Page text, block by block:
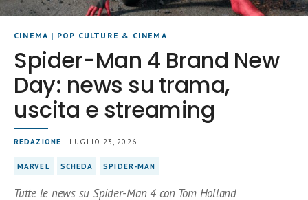
CINEMA | POP CULTURE & CINEMA
Spider-Man 4 Brand New
Day: news su trama,
uscita e streaming
REDAZIONE | LUGLIO 23, 2026
MARVEL SCHEDA SPIDER-MAN
Tutte le news su Spider-Man 4 con Tom Holland